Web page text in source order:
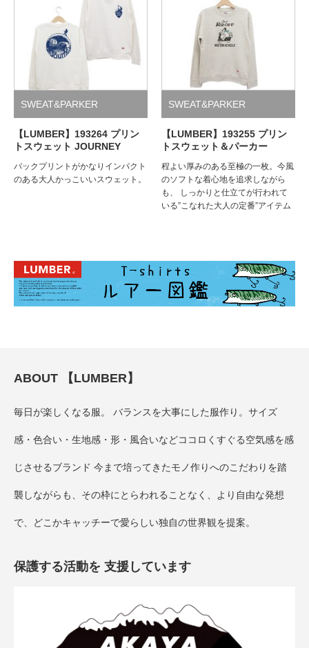
SWEAT&PARKER
【LUMBER】193264 プリン
トスウェット JOURNEY
バックプリントがかなりインパクト
のある大人かっこいいスウェット。
SWEAT&PARKER
【LUMBER】193255 プリン
トスウェット＆パーカー
程よい厚みのある至極の一枚。今風
のソフトな着心地を追求しながら
も、 しっかりと仕立てが行われて
いる”こなれた大人の定番”アイテム
ABOUT 【LUMBER】
毎日が楽しくなる服。 バランスを大事にした服作り。サイズ
感・色合い・生地感・形・風合いなどココロくすぐる空気感を感
じさせるブランド 今まで培ってきたモノ作りへのこだわりを踏
襲しながらも、その枠にとらわれることなく、より自由な発想
で、どこかキャッチーで愛らしい独自の世界観を提案。
保護する活動を 支援しています